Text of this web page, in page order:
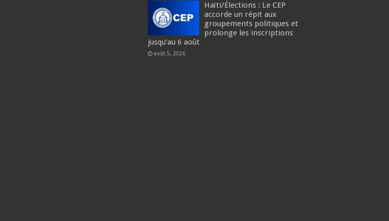
Haïti/Élections : Le CEP
accorde un répit aux
groupements politiques et
prolonge les inscriptions
jusqu’au 6 août
août 5, 2026